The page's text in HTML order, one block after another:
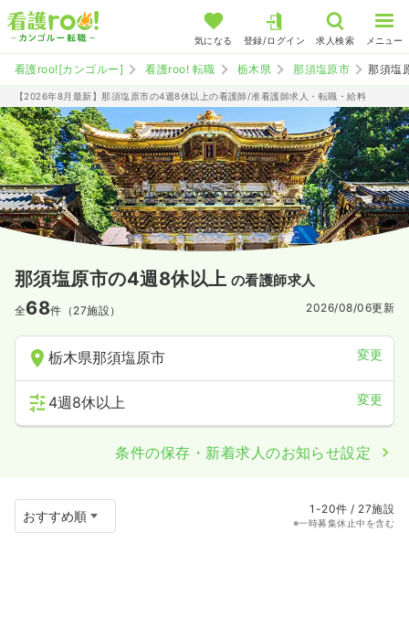
気になる 登録/ログイン 求人検索 メニュー
看護roo![カンゴルー] 看護roo! 転職 栃木県 那須塩原市 那須塩
【2026年8月最新】那須塩原市の4週8休以上の看護師/准看護師求人・転職・給料
那須塩原市の4週8休以上 の看護師求人
全68件（27施設） 2026/08/06更新
栃木県那須塩原市 変更
4週8休以上 変更
条件の保存・新着求人のお知らせ設定
1-20件 / 27施設
※一時募集休止中を含む